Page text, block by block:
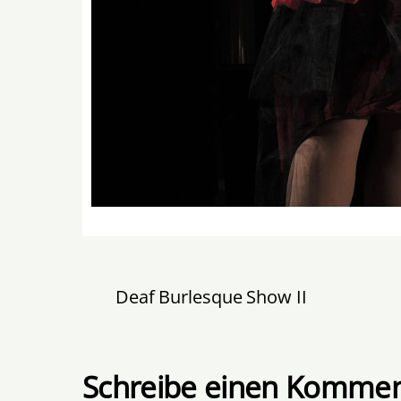
Deaf Burlesque Show II
Schreibe einen